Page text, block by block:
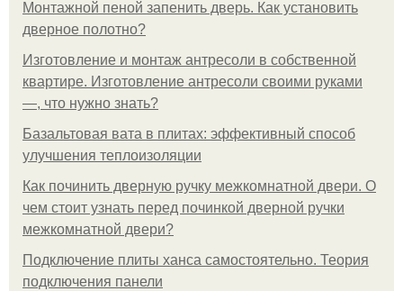
Монтажной пеной запенить дверь. Как установить
дверное полотно?
Изготовление и монтаж антресоли в собственной
квартире. Изготовление антресоли своими руками
—, что нужно знать?
Базальтовая вата в плитах: эффективный способ
улучшения теплоизоляции
Как починить дверную ручку межкомнатной двери. О
чем стоит узнать перед починкой дверной ручки
межкомнатной двери?
Подключение плиты ханса самостоятельно. Теория
подключения панели